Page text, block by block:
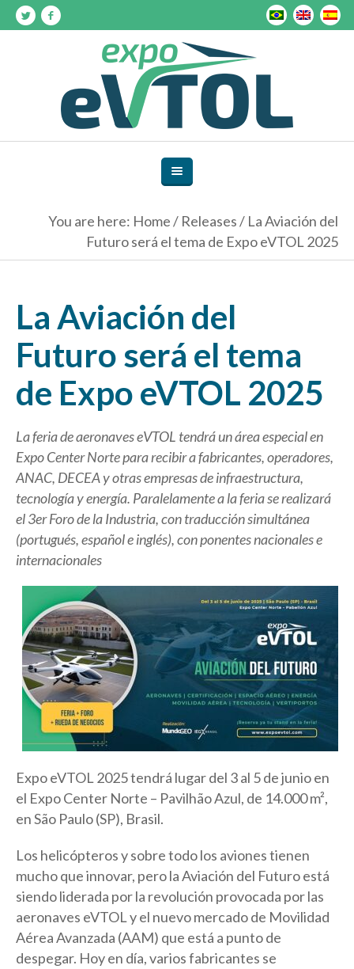
You are here: Home/ Releases/ La Aviación del
Futuro será el tema de Expo eVTOL 2025
La Aviación del
Futuro será el tema
de Expo eVTOL 2025
La feria de aeronaves eVTOL tendrá un área especial en
Expo Center Norte para recibir a fabricantes, operadores,
ANAC, DECEA y otras empresas de infraestructura,
tecnología y energía. Paralelamente a la feria se realizará
el 3er Foro de la Industria, con traducción simultánea
(portugués, español e inglés), con ponentes nacionales e
internacionales
Expo eVTOL 2025 tendrá lugar del 3 al 5 de junio en
el Expo Center Norte – Pavilhão Azul, de 14.000 m²,
en São Paulo (SP), Brasil.
Los helicópteros y sobre todo los aviones tienen
mucho que innovar, pero la Aviación del Futuro está
siendo liderada por la revolución provocada por las
aeronaves eVTOL y el nuevo mercado de Movilidad
Aérea Avanzada (AAM) que está a punto de
despegar. Hoy en día, varios fabricantes se